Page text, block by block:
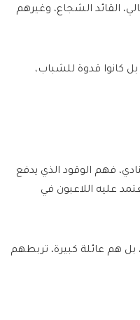
القائد الشجاع، وغيرهم
بل كانوا قدوة للشباب،
فهم الوقود الذي يدفع
عليه اللاعبون في
هم عائلة كبيرة، تربطهم